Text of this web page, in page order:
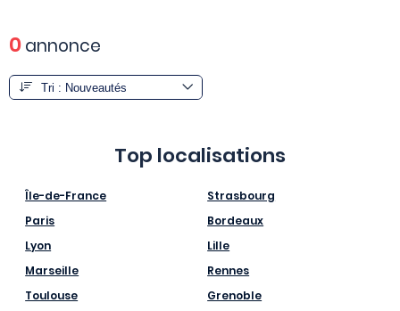
0annonce
Top localisations
Île-de-France
Paris
Lyon
Marseille
Toulouse
Strasbourg
Bordeaux
Lille
Rennes
Grenoble